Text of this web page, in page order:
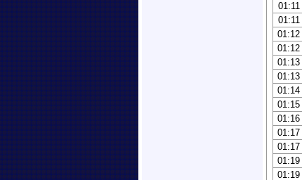
01:11
01:11
01:12
01:12
01:13
01:13
01:14
01:15
01:16
01:17
01:17
01:19
01:19